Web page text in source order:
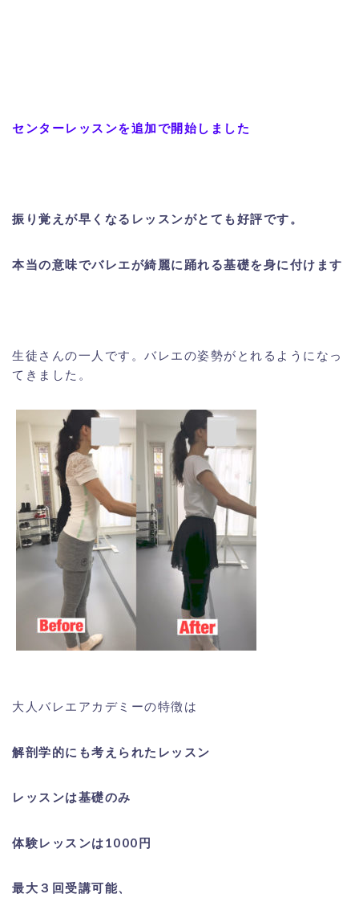
センターレッスンを追加で開始しました
振り覚えが早くなるレッスンがとても好評です。
本当の意味でバレエが綺麗に踊れる基礎を身に付けます
生徒さんの一人です。バレエの姿勢がとれるようになっ
てきました。
大人バレエアカデミーの特徴は
解剖学的にも考えられたレッスン
レッスンは基礎のみ
体験レッスンは1000円
最大３回受講可能、